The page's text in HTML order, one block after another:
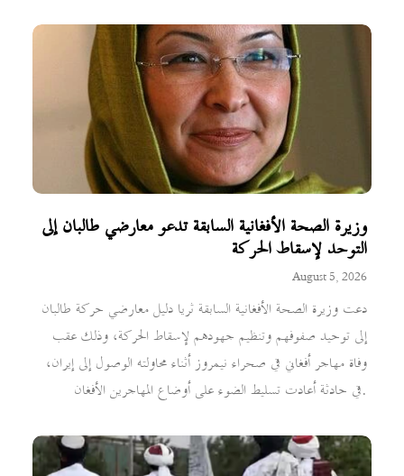
وزيرة الصحة الأفغانية السابقة تدعو معارضي طالبان إلى
التوحد لإسقاط الحركة
August 5, 2026
دعت وزيرة الصحة الأفغانية السابقة ثريا دليل معارضي حركة طالبان
إلى توحيد صفوفهم وتنظيم جهودهم لإسقاط الحركة، وذلك عقب
وفاة مهاجر أفغاني في صحراء نيمروز أثناء محاولته الوصول إلى إيران،
في حادثة أعادت تسليط الضوء على أوضاع المهاجرين الأفغان.